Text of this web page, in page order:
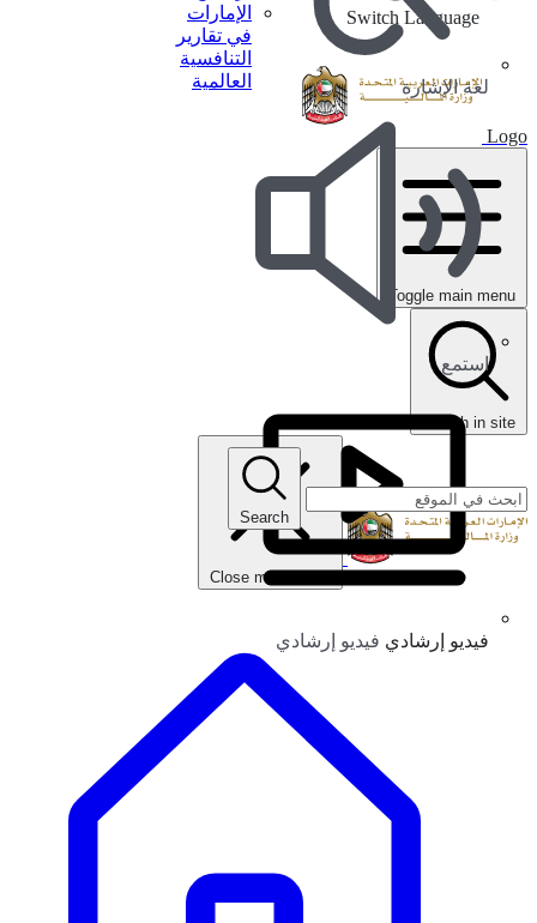
الإمارات
في تقارير
التنافسية
العالمية
لغة الإشارة
استمع
فيديو إرشادي فيديو إرشادي
Switch Language
Logo
Toggle main menu
search in site
Close main menu
Search